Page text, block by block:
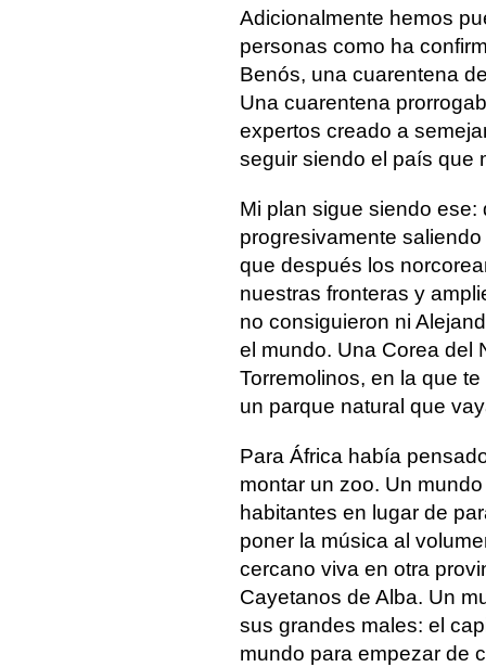
Adicionalmente hemos
personas como ha
Benós, una cuarentena
Una cuarentena
expertos creado a
seguir siendo el país que
Mi plan sigue siendo
progresivamente
que después los
nuestras fronteras y
no consiguieron ni
el mundo. Una Corea del
Torremolinos, en la que
un parque natural que
Para África había
montar un zoo. Un
habitantes en lugar de
poner la música al
cercano viva en otra
Cayetanos de Alba. Un
sus grandes males: el
mundo para empezar de